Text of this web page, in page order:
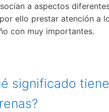
a aspectos
ello prestar atención a
con muy importantes.
significado